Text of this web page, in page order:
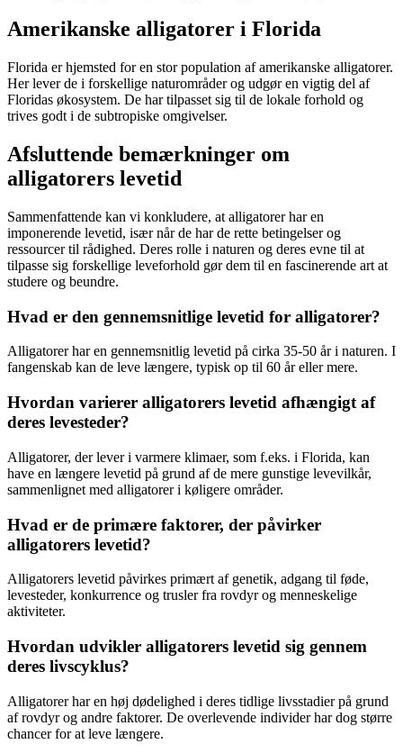
Amerikanske alligatorer i Florida
Florida er hjemsted for en stor population af amerikanske alligatorer.
Her lever de i forskellige naturområder og udgør en vigtig del af
Floridas økosystem. De har tilpasset sig til de lokale forhold og
trives godt i de subtropiske omgivelser.
Afsluttende bemærkninger om
alligatorers levetid
Sammenfattende kan vi konkludere, at alligatorer har en
imponerende levetid, især når de har de rette betingelser og
ressourcer til rådighed. Deres rolle i naturen og deres evne til at
tilpasse sig forskellige leveforhold gør dem til en fascinerende art at
studere og beundre.
Hvad er den gennemsnitlige levetid for alligatorer?
Alligatorer har en gennemsnitlig levetid på cirka 35-50 år i naturen. I
fangenskab kan de leve længere, typisk op til 60 år eller mere.
Hvordan varierer alligatorers levetid afhængigt af
deres levesteder?
Alligatorer, der lever i varmere klimaer, som f.eks. i Florida, kan
have en længere levetid på grund af de mere gunstige levevilkår,
sammenlignet med alligatorer i køligere områder.
Hvad er de primære faktorer, der påvirker
alligatorers levetid?
Alligatorers levetid påvirkes primært af genetik, adgang til føde,
levesteder, konkurrence og trusler fra rovdyr og menneskelige
aktiviteter.
Hvordan udvikler alligatorers levetid sig gennem
deres livscyklus?
Alligatorer har en høj dødelighed i deres tidlige livsstadier på grund
af rovdyr og andre faktorer. De overlevende individer har dog større
chancer for at leve længere.